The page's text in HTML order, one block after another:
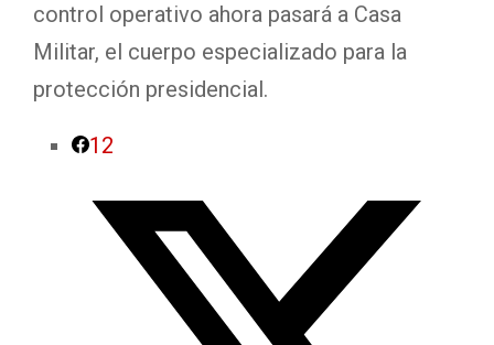
control operativo ahora pasará a Casa
Militar, el cuerpo especializado para la
protección presidencial.
12